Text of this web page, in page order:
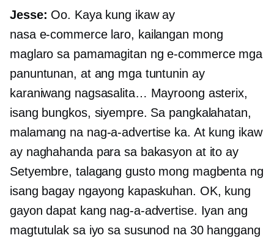
Jesse: Oo. Kaya kung ikaw ay
nasa e-commercelaro, kailangan mong
maglaro sa pamamagitan nge-commercemga
panuntunan, at ang mga tuntunin ay
karaniwang nagsasalita… Mayroong asterix,
isang bungkos, siyempre. Sa pangkalahatan,
malamang na nag-a-advertise ka. At kung ikaw
ay naghahanda para sa bakasyon at ito ay
Setyembre, talagang gusto mong magbenta ng
isang bagay ngayong kapaskuhan. OK, kung
gayon dapat kang nag-a-advertise. Iyan ang
magtutulak sa iyo sa susunod na 30 hanggang